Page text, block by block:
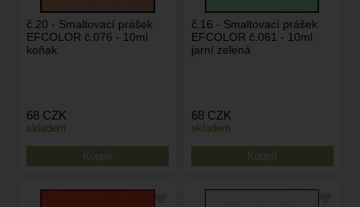
č.20 - Smaltovací prášek
EFCOLOR č.076 - 10ml
koňak
skladem
68 CZK
č.16 - Smaltovací prášek
EFCOLOR č.061 - 10ml
jarní zelená
skladem
68 CZK